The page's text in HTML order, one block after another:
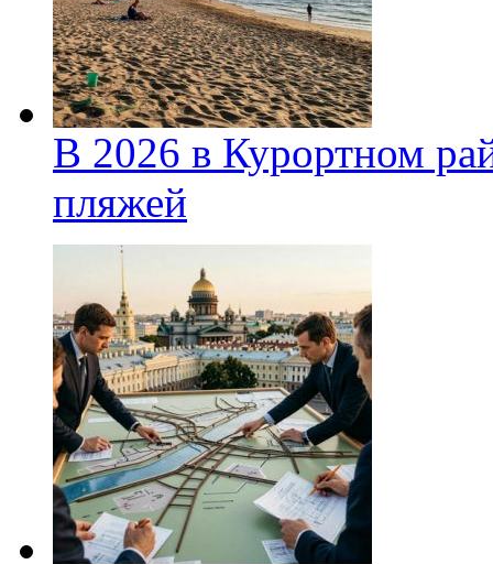
В 2026 в Курортном
пляжей